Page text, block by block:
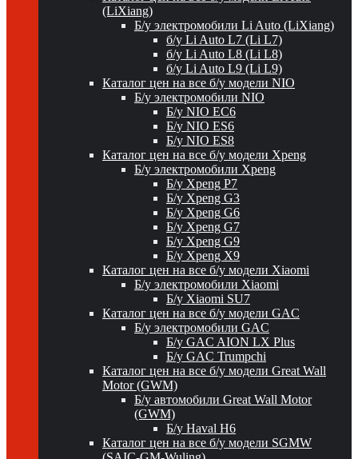
(LiXiang)
Б/у электромобили Li Auto (LiXiang)
б/у Li Auto L7 (Li L7)
б/у Li Auto L8 (Li L8)
б/у Li Auto L9 (Li L9)
Каталог цен на все б/у модели NIO
Б/у электромобили NIO
Б/у NIO EC6
Б/у NIO ES6
Б/у NIO ES8
Каталог цен на все б/у модели Xpeng
Б/у электромобили Xpeng
Б/у Xpeng P7
Б/у Xpeng G3
Б/у Xpeng G6
Б/у Xpeng G7
Б/у Xpeng G9
Б/у Xpeng X9
Каталог цен на все б/у модели Xiaomi
Б/у электромобили Xiaomi
Б/у Xiaomi SU7
Каталог цен на все б/у модели GAC
Б/у электромобили GAC
Б/у GAC AION LX Plus
Б/у GAC Trumpchi
Каталог цен на все б/у модели Great Wall
Motor (GWM)
Б/у автомобили Great Wall Motor
(GWM)
Б/у Haval H6
Каталог цен на все б/у модели SGMW